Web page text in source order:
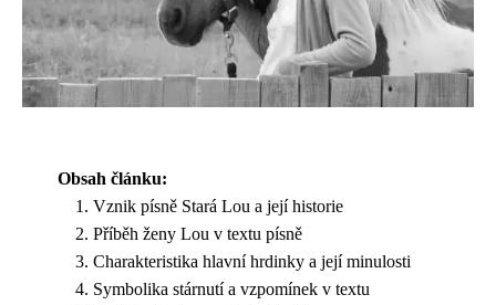
Obsah článku:
Vznik písně Stará Lou a její historie
Příběh ženy Lou v textu písně
Charakteristika hlavní hrdinky a její minulosti
Symbolika stárnutí a vzpomínek v textu